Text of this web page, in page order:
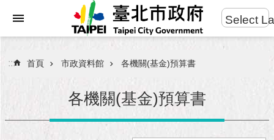
進
搜
Select
::: 首頁 市政資料館 各機關(基金)預算書
各機關(基金)預算書